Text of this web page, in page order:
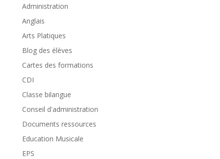
Administration
Anglais
Arts Platiques
Blog des élèves
Cartes des formations
CDI
Classe bilangue
Conseil d'administration
Documents ressources
Education Musicale
EPS